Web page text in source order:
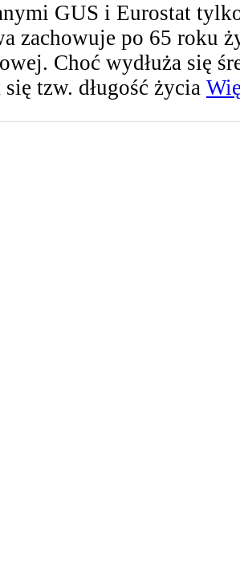
GUS i Eurostat
zachowuje po 65 roku
Choć wydłuża się
tzw. długość życia